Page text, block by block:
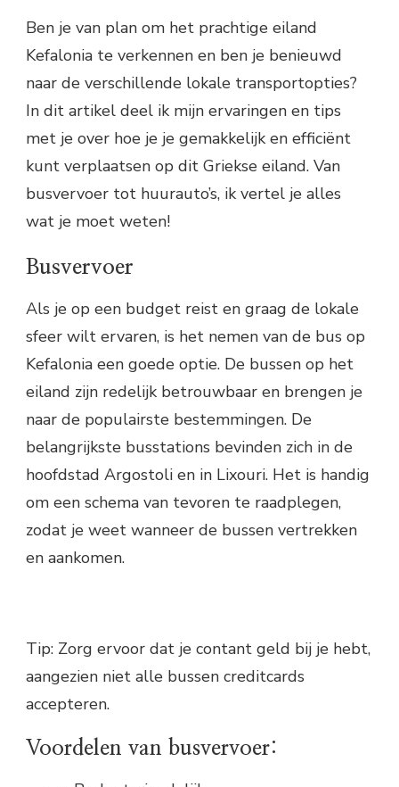
Ben je van plan om het prachtige eiland
Kefalonia te verkennen en ben je benieuwd
naar de verschillende lokale transportopties?
In dit artikel deel ik mijn ervaringen en tips
met je over hoe je je gemakkelijk en efficiënt
kunt verplaatsen op dit Griekse eiland. Van
busvervoer tot huurauto’s, ik vertel je alles
wat je moet weten!
Busvervoer
Als je op een budget reist en graag de lokale
sfeer wilt ervaren, is het nemen van de bus op
Kefalonia een goede optie. De bussen op het
eiland zijn redelijk betrouwbaar en brengen je
naar de populairste bestemmingen. De
belangrijkste busstations bevinden zich in de
hoofdstad Argostoli en in Lixouri. Het is handig
om een schema van tevoren te raadplegen,
zodat je weet wanneer de bussen vertrekken
en aankomen.
Tip: Zorg ervoor dat je contant geld bij je hebt,
aangezien niet alle bussen creditcards
accepteren.
Voordelen van busvervoer: